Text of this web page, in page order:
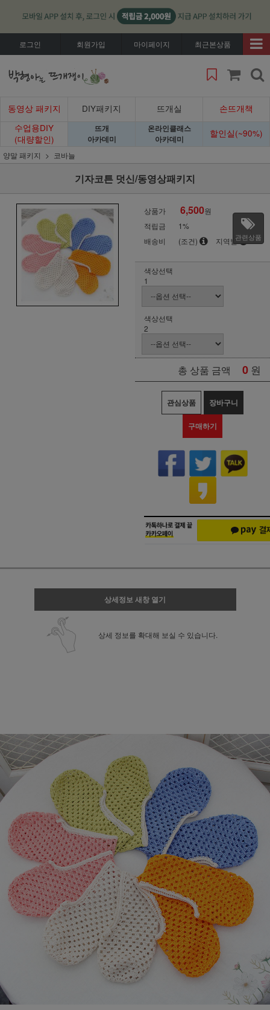
로그인 회원가입 마이페이지 최근본상품
동영상 패키지 DIY패키지 뜨개실
손뜨개책
수업용DIY
(대량할인)
뜨개
아카데미
온라인클래스
아카데미
할인실(~90%)
양말 패키지 코바늘
기자코튼 덧신/동영상패키지
상품가 6,500원
적립금
1%
배송비
(조건) 지역별관련상품
색상선택
1
색상선택
2
총 상품 금액 0 원
관심상품 장바구니
구매하기
상세정보 새창 열기
상세 정보를 확대해 보실 수 있습니다.